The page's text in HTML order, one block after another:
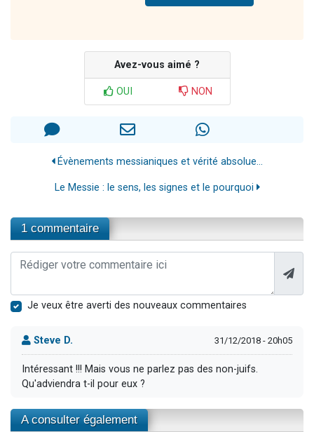
Avez-vous aimé ?
OUI NON
Évènements messianiques et vérité absolue...
Le Messie : le sens, les signes et le pourquoi
1 commentaire
Je veux être averti des nouveaux commentaires
Steve D. 31/12/2018 - 20h05
Intéressant !!! Mais vous ne parlez pas des non-juifs.
Qu'adviendra t-il pour eux ?
A consulter également